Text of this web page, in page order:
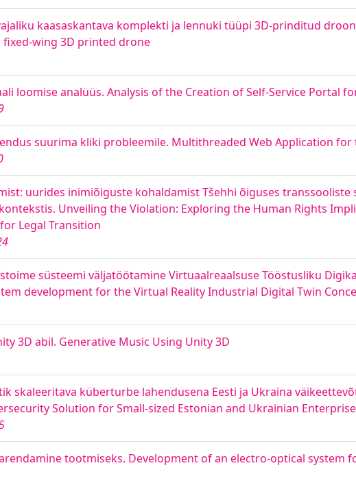
kaasaskantava komplekti ja lennuki tüüpi 3D-prinditud
wing 3D printed drone
loomise analüüs. Analysis of the Creation of Self-Service Portal
suurima kliki probleemile. Multithreaded Web Application for
uurides inimiõiguste kohaldamist Tšehhi õiguses transsooliste
Unveiling the Violation: Exploring the Human Rights
Legal Transition
süsteemi väljatöötamine Virtuaalreaalsuse Tööstusliku
development for the Virtual Reality Industrial Digital Twin
3D abil. Generative Music Using Unity 3D
skaleeritava küberturbe lahendusena Eesti ja Ukraina
Solution for Small-sized Estonian and Ukrainian
tootmiseks. Development of an electro-optical system